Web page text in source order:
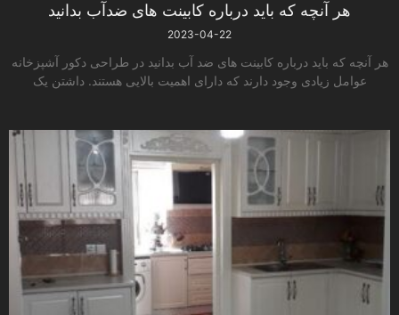
هر آنچه که باید درباره کابینت ­های ضدآب بدانید
2023-04-22
هر آنچه که باید درباره کابینت­ های ضد آب بدانید در طراحی دکور آشپزخانه
عوامل زیادی وجود دارند که دارای اهمیت بالایی هستند. داشتن یک